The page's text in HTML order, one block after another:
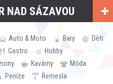
NAD SÁZAVOU
Auto & Moto Bary
Děti
Gastro
Hobby
Kavárny
Móda
Peníze
Řemesla